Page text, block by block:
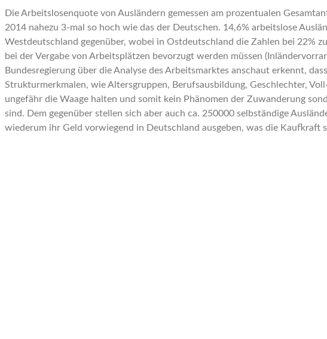
Die Arbeitslosenquote von Ausländern gemessen am prozentualen
2014 nahezu 3-mal so hoch wie das der Deutschen. 14,6% arbeitslose
Westdeutschland gegenüber, wobei in Ostdeutschland die Zahlen bei 22%
bei der Vergabe von Arbeitsplätzen bevorzugt werden müssen
Bundesregierung über die Analyse des Arbeitsmarktes anschaut erkennt,
Strukturmerkmalen, wie Altersgruppen, Berufsausbildung, Geschlechter,
ungefähr die Waage halten und somit kein Phänomen der Zuwanderung
sind. Dem gegenüber stellen sich aber auch ca. 250000 selbständige
wiederum ihr Geld vorwiegend in Deutschland ausgeben, was die Kaufkraft